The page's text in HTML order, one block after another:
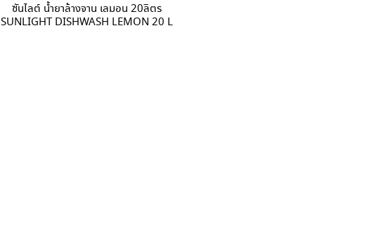
ซันไลต์ น้ำยาล้างจาน เลมอน 20ลิตร
SUNLIGHT DISHWASH LEMON 20 L